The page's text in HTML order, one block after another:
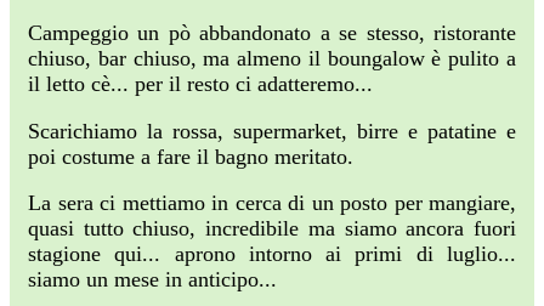
Campeggio un pò abbandonato a se stesso, ristorante
chiuso, bar chiuso, ma almeno il boungalow è pulito a
il letto cè... per il resto ci adatteremo...
Scarichiamo la rossa, supermarket, birre e patatine e
poi costume a fare il bagno meritato.
La sera ci mettiamo in cerca di un posto per mangiare,
quasi tutto chiuso, incredibile ma siamo ancora fuori
stagione qui... aprono intorno ai primi di luglio...
siamo un mese in anticipo...